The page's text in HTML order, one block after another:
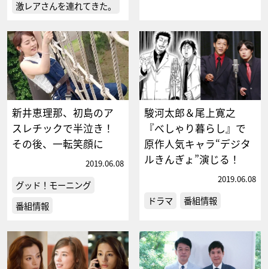
激レアさんを連れてきた。
新井恵理那、初島のア
スレチックで半泣き！
その後、一転笑顔に
2019.06.08
グッド！モーニング
番組情報
駿河太郎＆尾上寛之
『べしゃり暮らし』で
原作人気キャラ“デジタ
ルきんぎょ”演じる！
2019.06.08
ドラマ 番組情報